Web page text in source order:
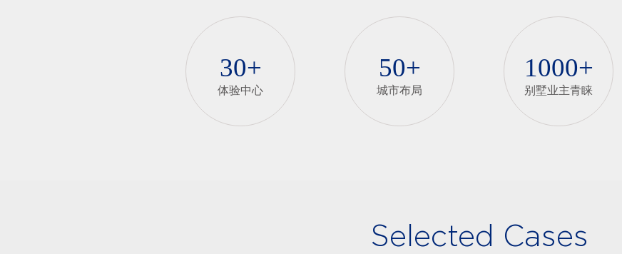
30+
体验中心
50+
城市布局
1000+
别墅业主青睐
Selected Cases